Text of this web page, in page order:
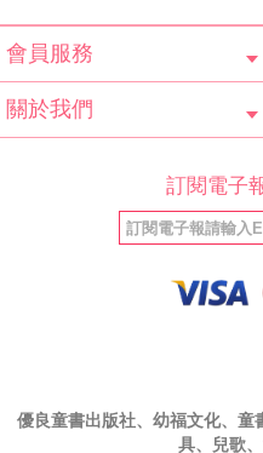
會員服務
會員辨法
客服信箱
隱私條款
網站導覽
關於我們
訂閱電子
優良童書出版社、幼福文化、童
具、兒歌